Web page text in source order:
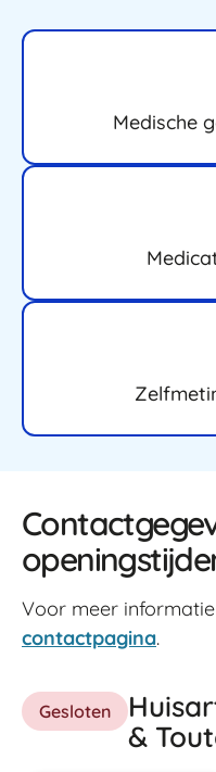
Medische
Voor meer
contactpagina.
&
Gesloten